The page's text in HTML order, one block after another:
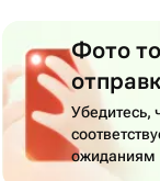
Фото
Убедитесь,
ожиданиям